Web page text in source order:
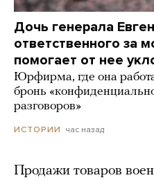
Дочь генерала
ответственного за
помогает от нее
Юрфирма, где она
бронь
разговоров»
ИСТОРИИ час назад
Продажи товаров